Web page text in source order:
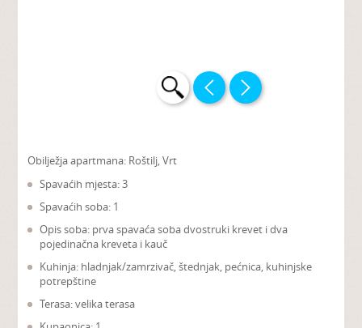
Obilježja apartmana: Roštilj, Vrt
Spavaćih mjesta: 3
Spavaćih soba: 1
Opis soba: prva spavaća soba dvostruki krevet i dva
pojedinačna kreveta i kauč
Kuhinja: hladnjak/zamrzivač, štednjak, pećnica, kuhinjske
potrepštine
Terasa: velika terasa